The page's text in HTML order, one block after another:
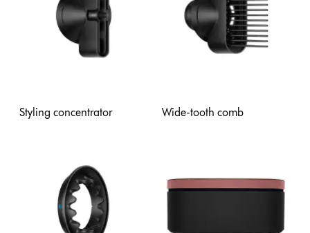
Styling concentrator Wide-tooth comb